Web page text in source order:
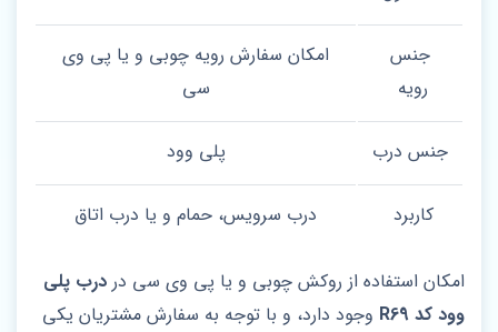
جنس
رویه
امکان سفارش رویه چوبی و یا پی وی
سی
جنس درب پلی وود
کاربرد درب سرویس، حمام و یا درب اتاق
امکان استفاده از روکش چوبی و یا پی وی سی در درب پلی
وود کد R69
وجود دارد، و با توجه به سفارش مشتریان یکی